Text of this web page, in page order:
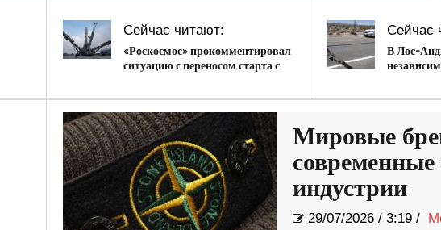
Сейчас читают:
«Роскосмос» прокомментировал
ситуацию с переносом старта с
Сейчас
В Лос-
Мировые
индустрии
29/07/2026/ 3:19 /